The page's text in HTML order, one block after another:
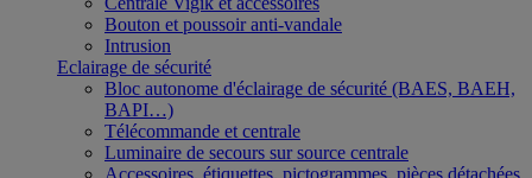
Bouton et poussoir anti-vandale
Intrusion
Eclairage de sécurité
Bloc autonome d'éclairage de sécurité (BAES, BAEH,
BAPI…)
Télécommande et centrale
Luminaire de secours sur source centrale
Accessoires, étiquettes, pictogrammes, pièces détachées